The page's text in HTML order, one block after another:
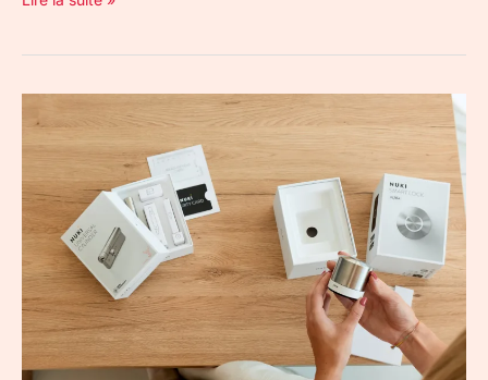
Black
2025
:
les
serrures
connectées
à
prix
cassés